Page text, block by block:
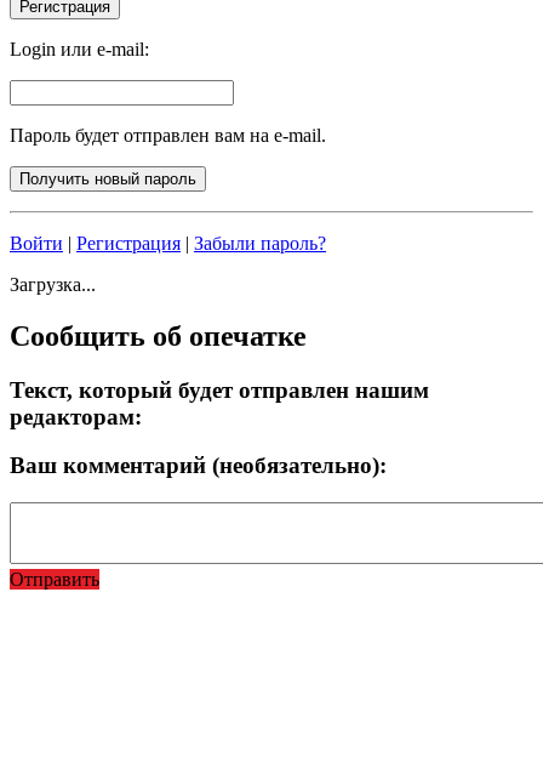
Login или e-mail:
Пароль будет отправлен вам на e-mail.
Войти | Регистрация | Забыли пароль?
Загрузка...
Сообщить об опечатке
Текст, который будет отправлен нашим
редакторам:
Ваш комментарий (необязательно):
Отправить